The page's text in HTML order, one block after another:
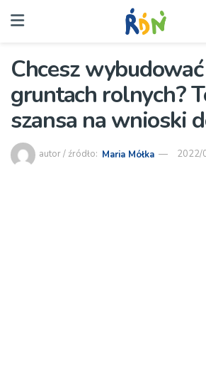
Chcesz
gruntach rolnych?
szansa na wnioski
autor / źródło: Maria Mółka 2022/